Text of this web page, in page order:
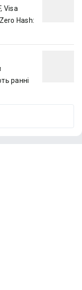
Visa
Hash:
ранні